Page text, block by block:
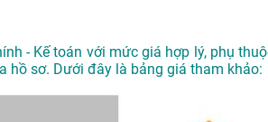
- Kế toán với mức giá hợp lý, phụ
hồ sơ. Dưới đây là bảng giá tham khảo: